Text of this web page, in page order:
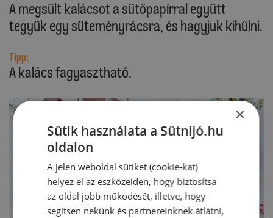
A megsült kalácsot a sütőpapírral együtt
tegyük egy süteményrácsra, és hagyjuk kihűlni.
Tipp:
A kalács fagyasztható.
×
Sütik használata a Sütnijó.hu
oldalon
A jelen weboldal sütiket (cookie-kat)
helyez el az eszközeiden, hogy biztosítsa
az oldal jobb működését, illetve, hogy
segítsen nekünk és partnereinknek átlátni,